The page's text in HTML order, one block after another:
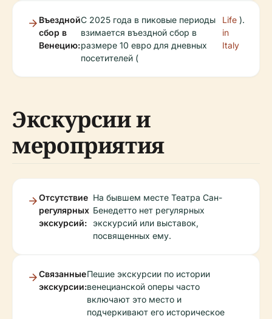
Въездной
сбор в
Венецию:
С 2025 года в пиковые периоды
взимается въездной сбор в
размере 10 евро для дневных
посетителей (
Life
in
Italy
).
Экскурсии и
мероприятия
Отсутствие
регулярных
экскурсий:
На бывшем месте Театра Сан-
Бенедетто нет регулярных
экскурсий или выставок,
посвященных ему.
Связанные
экскурсии:
Пешие экскурсии по истории
венецианской оперы часто
включают это место и
подчеркивают его историческое